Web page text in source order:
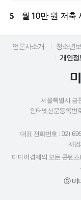
언론사소개 청소년
개인정
서울특별시 금
인터넷신문등록번
대표 전화번호 : 02)
사
미디어경제의 모든 콘텐
ⓒ 미